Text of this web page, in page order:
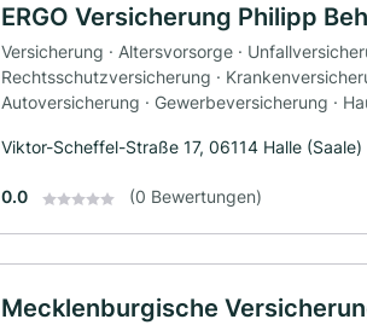
ERGO Versicherung Philipp
Versicherung · Altersvorsorge ·
Rechtsschutzversicherung ·
Autoversicherung · Gewerbeversicherung ·
Viktor-Scheffel-Straße 17, 06114 Halle (Saale)
0.0 (0 Bewertungen)
Mecklenburgische